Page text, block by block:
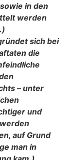
in den
werden
sich bei
die
– unter
und
auf Grund
man in